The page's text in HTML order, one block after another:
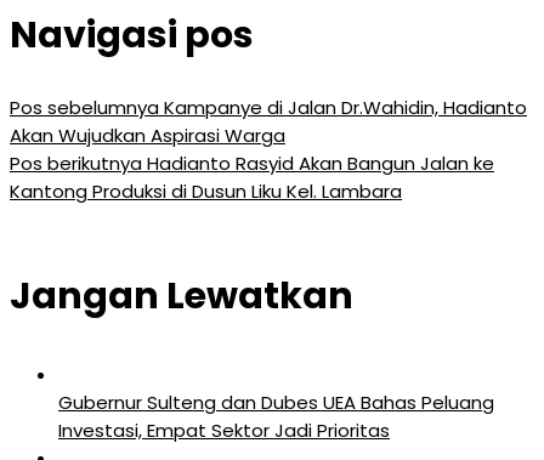
Navigasi pos
Pos sebelumnyaKampanye di Jalan Dr.Wahidin, Hadianto
Akan Wujudkan Aspirasi Warga
Pos berikutnyaHadianto Rasyid Akan Bangun Jalan ke
Kantong Produksi di Dusun Liku Kel. Lambara
Jangan Lewatkan
Gubernur Sulteng dan Dubes UEA Bahas Peluang
Investasi, Empat Sektor Jadi Prioritas